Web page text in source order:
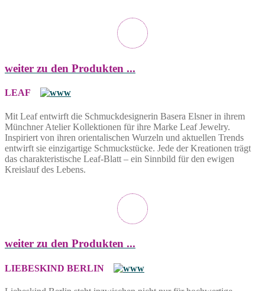
weiter zu den Produkten ...
LEAF
Mit Leaf entwirft die Schmuckdesignerin Basera Elsner in ihrem
Münchner Atelier Kollektionen für ihre Marke Leaf Jewelry.
Inspiriert von ihren orientalischen Wurzeln und aktuellen Trends
entwirft sie einzigartige Schmuckstücke. Jede der Kreationen trägt
das charakteristische Leaf-Blatt – ein Sinnbild für den ewigen
Kreislauf des Lebens.
weiter zu den Produkten ...
LIEBESKIND BERLIN